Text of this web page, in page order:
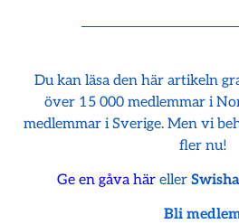
Du kan läsa den här artikeln
över 15 000 medlemmar i
medlemmar i Sverige. Men vi
fler nu!
Ge en gåva häreller
Bli